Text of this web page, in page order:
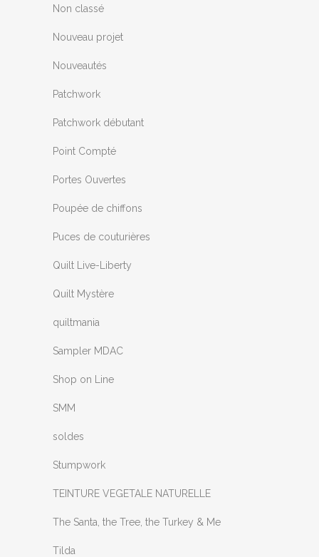
Non classé
Nouveau projet
Nouveautés
Patchwork
Patchwork débutant
Point Compté
Portes Ouvertes
Poupée de chiffons
Puces de couturières
Quilt Live-Liberty
Quilt Mystère
quiltmania
Sampler MDAC
Shop on Line
SMM
soldes
Stumpwork
TEINTURE VEGETALE NATURELLE
The Santa, the Tree, the Turkey & Me
Tilda